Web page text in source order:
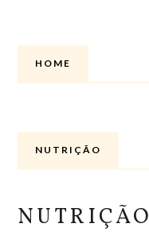
HOME
NUTRIÇÃO
NUTRIÇÃO